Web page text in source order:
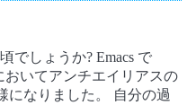
でしょうか? Emacs で
いてアンチエイリアスの
になりました。 自分の過